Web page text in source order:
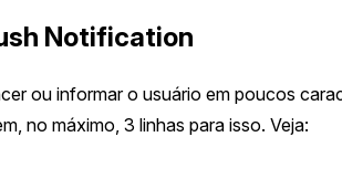
Notification
ou informar o usuário em poucos
no máximo, 3 linhas para isso. Veja: